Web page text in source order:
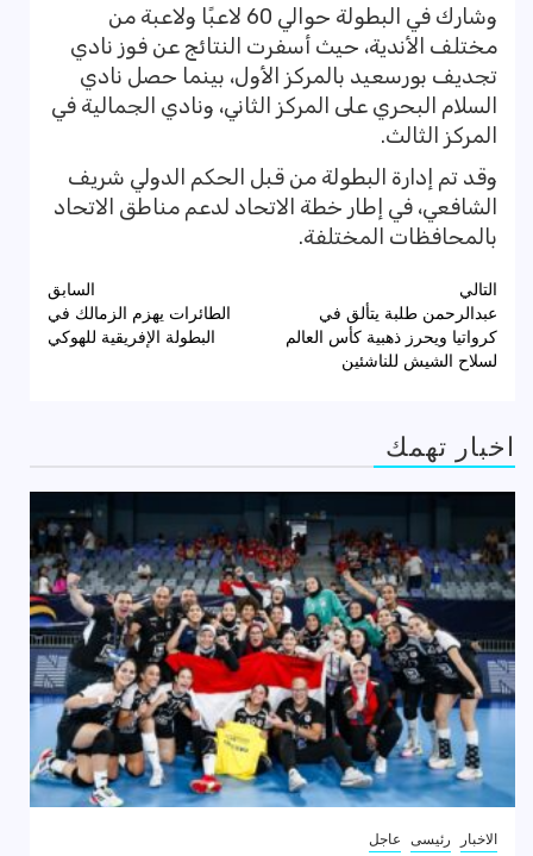
وشارك في البطولة حوالي 60 لاعبًا ولاعبة من
مختلف الأندية، حيث أسفرت النتائج عن فوز نادي
تجديف بورسعيد بالمركز الأول، بينما حصل نادي
السلام البحري على المركز الثاني، ونادي الجمالية في
المركز الثالث.
وقد تم إدارة البطولة من قبل الحكم الدولي شريف
الشافعي، في إطار خطة الاتحاد لدعم مناطق الاتحاد
بالمحافظات المختلفة.
تصفّح
المقالات
السابق
الطائرات يهزم الزمالك في
البطولة الإفريقية للهوكي
التالي
عبدالرحمن طلبة يتألق في
كرواتيا ويحرز ذهبية كأس العالم
لسلاح الشيش للناشئين
اخبار تهمك
الاخبار رئيسى عاجل